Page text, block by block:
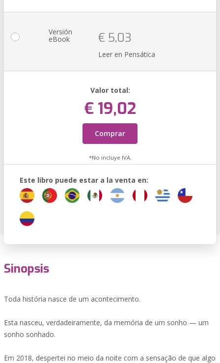
Versión
eBook € 5,03
Leer en Pensática
Valor total:
€ 19,02
Comprar
*No incluye IVA.
Este libro puede estar a la venta en:
Sinopsis
Toda história nasce de um acontecimento.
Esta nasceu, verdadeiramente, da memória de um sonho — um
sonho sonhado.
Em 2018, despertei no meio da noite com a sensação de que algo